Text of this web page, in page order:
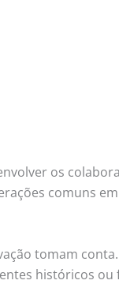
os
comuns
tomam
históricos ou